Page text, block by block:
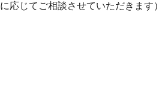
応じてご相談させていただきます）